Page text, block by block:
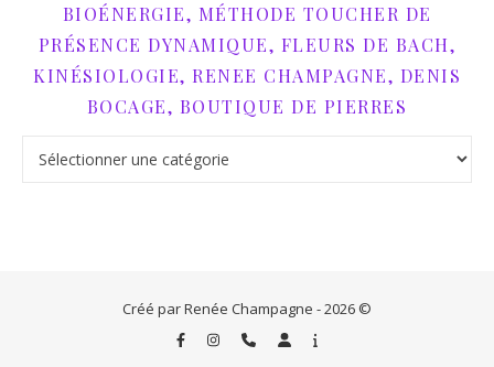
BIOÉNERGIE, MÉTHODE TOUCHER DE
PRÉSENCE DYNAMIQUE, FLEURS DE BACH,
KINÉSIOLOGIE, RENEE CHAMPAGNE, DENIS
BOCAGE, BOUTIQUE DE PIERRES
Créé par Renée Champagne - 2026 ©